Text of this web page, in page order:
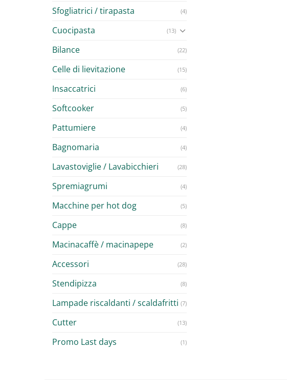
Sfogliatrici / tirapasta (4)
Cuocipasta (13)
Bilance (22)
Celle di lievitazione (15)
Insaccatrici (6)
Softcooker (5)
Pattumiere (4)
Bagnomaria (4)
Lavastoviglie / Lavabicchieri (28)
Spremiagrumi (4)
Macchine per hot dog (5)
Cappe (8)
Macinacaffè / macinapepe (2)
Accessori (28)
Stendipizza (8)
Lampade riscaldanti / scaldafritti (7)
Cutter (13)
Promo Last days (1)